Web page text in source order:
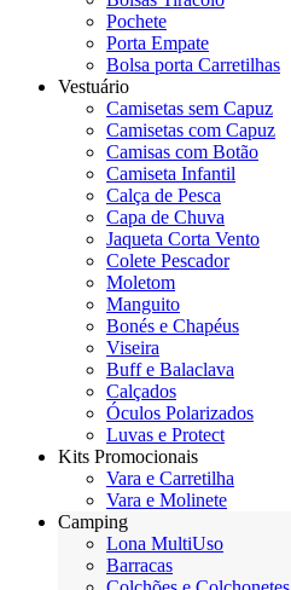
Pochete
Porta Empate
Bolsa porta Carretilhas
Vestuário
Camisetas sem Capuz
Camisetas com Capuz
Camisas com Botão
Camiseta Infantil
Calça de Pesca
Capa de Chuva
Jaqueta Corta Vento
Colete Pescador
Moletom
Manguito
Bonés e Chapéus
Viseira
Buff e Balaclava
Calçados
Óculos Polarizados
Luvas e Protect
Kits Promocionais
Vara e Carretilha
Vara e Molinete
Camping
Lona MultiUso
Barracas